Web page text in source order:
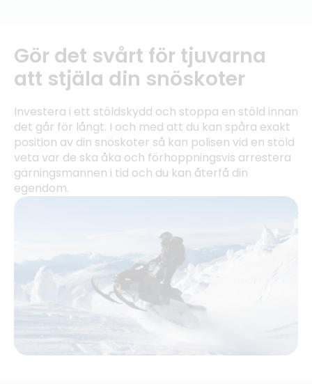
Gör det svårt för tjuvarna
att stjäla din snöskoter
Investera i ett stöldskydd och stoppa en stöld innan
det går för långt. I och med att du kan spåra exakt
position av din snöskoter så kan polisen vid en stöld
veta var de ska åka och förhoppningsvis arrestera
gärningsmannen i tid och du kan återfå din
egendom.